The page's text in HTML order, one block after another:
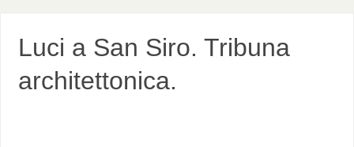
Luci a San Siro. Tribuna
architettonica.